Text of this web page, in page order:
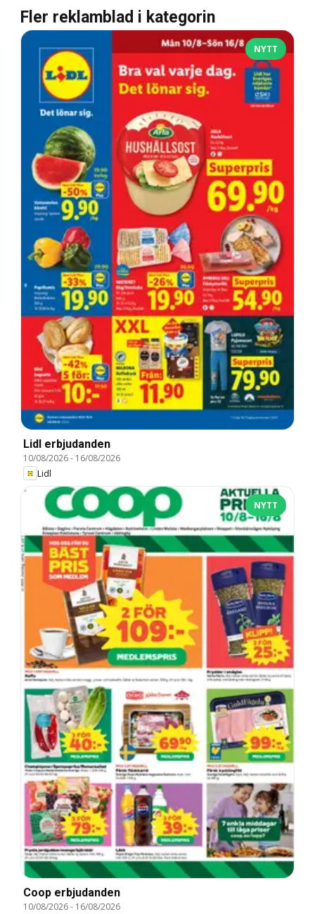
Fler reklamblad i kategorin
NYTT
Lidl erbjudanden
10/08/2026- 16/08/2026
Lidl
NYTT
Coop erbjudanden
10/08/2026- 16/08/2026